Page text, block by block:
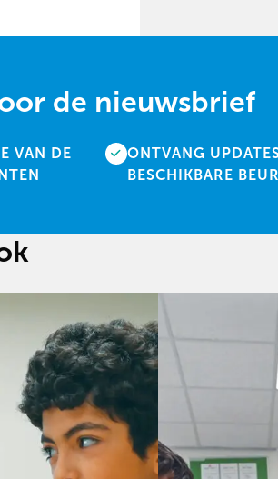
de nieuwsbrief
VAN DE
ONTVANG
BESCHIKBARE